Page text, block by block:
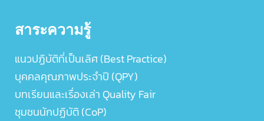
สาระความรู้
แนวปฏิบัติที่เป็นเลิศ (Best Practice)
บุคคลคุณภาพประจำปี (QPY)
บทเรียนและเรื่องเล่า Quality Fair
ชุมชนนักปฏิบัติ (CoP)